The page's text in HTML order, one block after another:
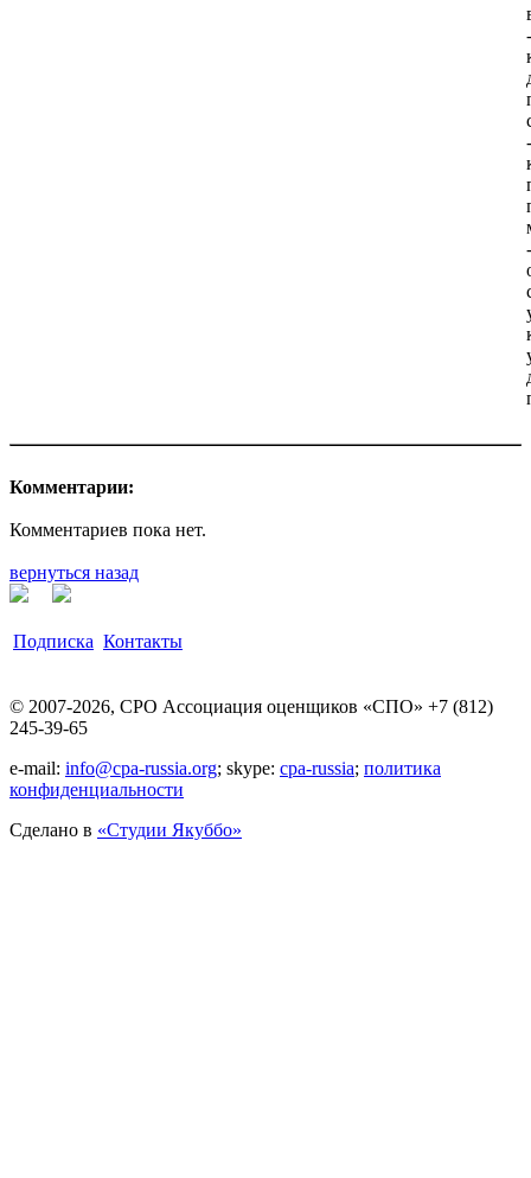
Комментарии:
Комментариев пока нет.
вернуться назад
Подписка Контакты
© 2007-2026, СРО Ассоциация оценщиков «СПО» +7 (812)
245-39-65
e-mail: info@cpa-russia.org; skype: cpa-russia; политика
конфиденциальности
Сделано в «Cтудии Якуббо»